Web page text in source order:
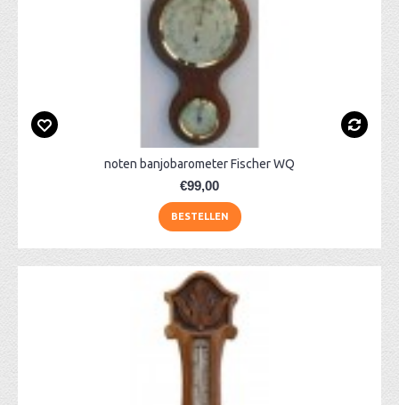
noten banjobarometer Fischer WQ
€99,00
BESTELLEN